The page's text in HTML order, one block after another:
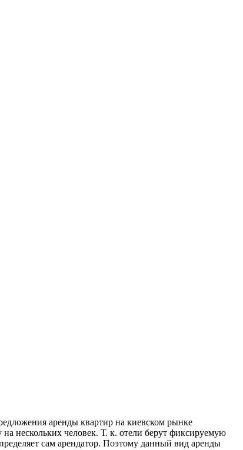
аренды квартир на киевском рынке
нескольких человек. Т. к. отели берут фиксируемую
сам арендатор. Поэтому данный вид аренды